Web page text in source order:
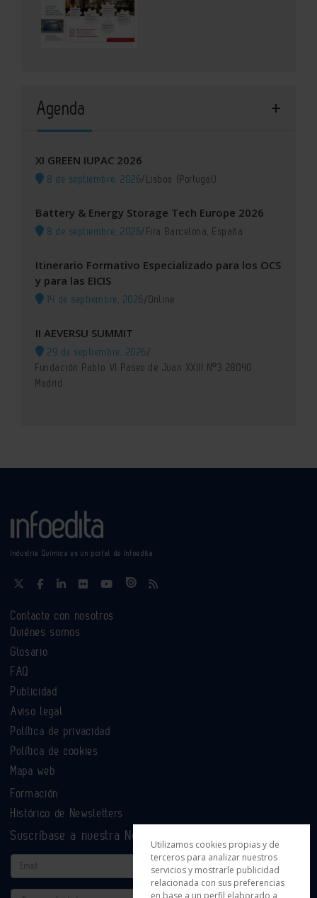
Agenda
XI GREEN IUPAC 2026
8 de septiembre, 2026/ Lisboa (Portugal)
Battery & Energy Storage Tech Europe 2026
8 de septiembre, 2026/ Fira Barcelona, España
Itinerario Formativo Especializado para los OCS
y para las EICIS
14 de septiembre, 2026/Online
II AEVERSU SUMMIT
29 de septiembre, 2026/
Fundación Pablo VI Paseo de Juan XXIII Nº3 28040
Madrid
Industria Química es un portal de Infoedita
Contacte con nosotros
Quiénes somos
Glosario
FAQ
Publicidad
Aviso legal
Política de privacidad
Política de cookies
Mapa web
Formación
Histórico de Newsletters
Suscríbase a nuestra Newsletter
Email
Actividad
Utilizamos cookies propias y de
terceros para analizar nuestros
servicios y mostrarle publicidad
relacionada con sus preferencias
en base a un perfil elaborado a